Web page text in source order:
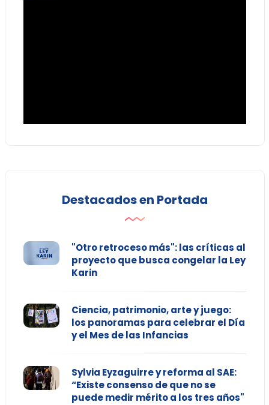
Destacados en Portada
"Otro retroceso más": las críticas al
proyecto que busca congelar la Ley
Karin
Ciencia, patrimonio, arte y juego:
los panoramas para celebrar el Día
y el Mes de las Infancias
Sylvia Eyzaguirre y reforma al SAE:
“Existe consenso de que no se
puede medir mérito a los tres años"